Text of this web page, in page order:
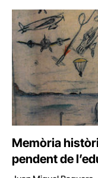
Memòria
pendent de